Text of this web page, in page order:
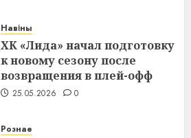
Навіны
ХК «Лида» начал подготовку
к новому сезону после
возвращения в плей-офф
25.05.2026 0
Рознае